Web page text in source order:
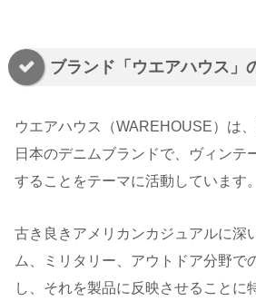
ブランド「ウエアハウス」
ウエアハウス（WAREHOUSE）は
日本のデニムブランドで、ヴィンテ
することをテーマに活動しています。
古き良きアメリカンカジュアルに深
ム、ミリタリー、アウトドア分野で
し、それを製品に反映させることに